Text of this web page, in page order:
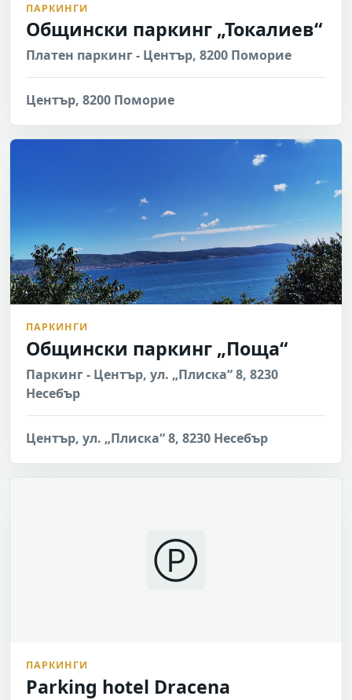
ПАРКИНГИ
Общински паркинг „Токалиев“
Платен паркинг - Център, 8200 Поморие
Център, 8200 Поморие
ПАРКИНГИ
Общински паркинг „Поща“
Паркинг - Център, ул. „Плиска“ 8, 8230
Несебър
Център, ул. „Плиска“ 8, 8230 Несебър
Ⓟ
ПАРКИНГИ
Parking hotel Dracena